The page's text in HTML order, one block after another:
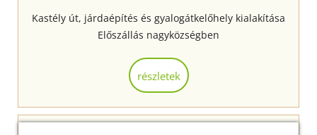
Kastély út, járdaépítés és gyalogátkelőhely kialakítása
Előszállás nagyközségben
részletek